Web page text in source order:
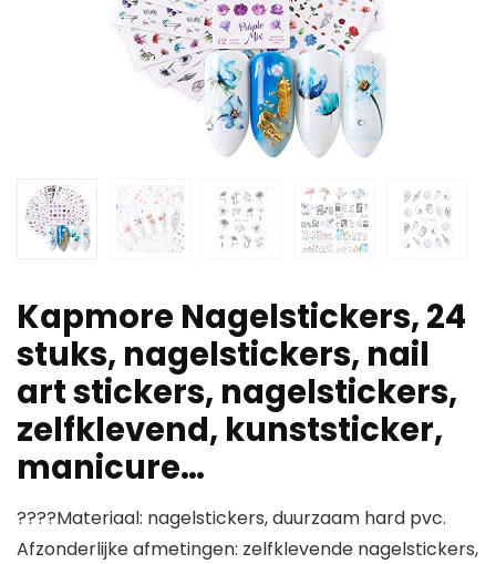
Kapmore Nagelstickers, 24
stuks, nagelstickers, nail
art stickers, nagelstickers,
zelfklevend, kunststicker,
manicure…
????Materiaal: nagelstickers, duurzaam hard pvc.
Afzonderlijke afmetingen: zelfklevende nagelstickers,